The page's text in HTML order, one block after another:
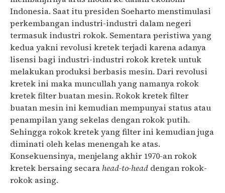
Indonesia. Saat itu presiden Soeharto menstimulasi
perkembangan industri-industri dalam negeri
termasuk industri rokok. Sementara peristiwa yang
kedua yakni revolusi kretek terjadi karena adanya
lisensi bagi industri-industri rokok kretek untuk
melakukan produksi berbasis mesin. Dari revolusi
kretek ini maka muncullah yang namanya rokok
kretek filter buatan mesin. Rokok kretek filter
buatan mesin ini kemudian mempunyai status atau
penampilan yang sekelas dengan rokok putih.
Sehingga rokok kretek yang filter ini kemudian juga
diminati oleh kelas menengah ke atas.
Konsekuensinya, menjelang akhir 1970-an rokok
kretek bersaing secara head-to-head dengan rokok-
rokok asing.